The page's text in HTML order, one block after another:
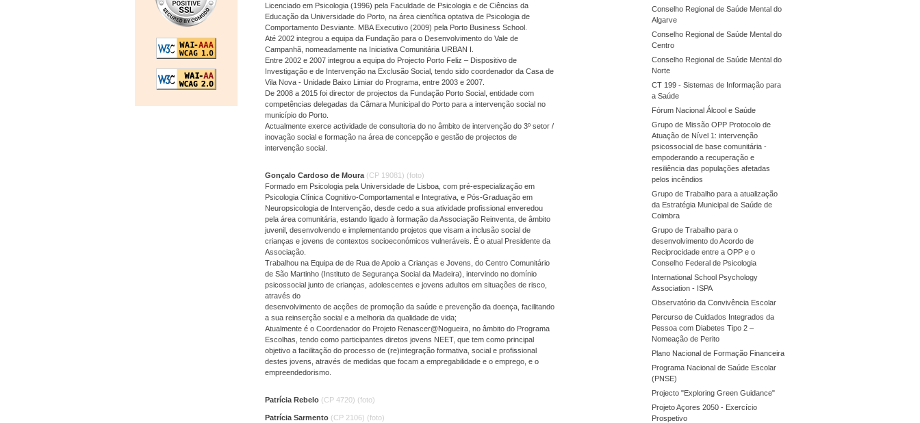
Licenciado em Psicologia (1996) pela Faculdade de Psicologia e de Ciências da
Educação da Universidade do Porto, na área científica optativa de Psicologia de
Comportamento Desviante. MBA Executivo (2009) pela Porto Business School.
Até 2002 integrou a equipa da Fundação para o Desenvolvimento do Vale de
Campanhã, nomeadamente na Iniciativa Comunitária URBAN I.
Entre 2002 e 2007 integrou a equipa do Projecto Porto Feliz – Dispositivo de
Investigação e de Intervenção na Exclusão Social, tendo sido coordenador da Casa de
Vila Nova - Unidade Baixo Limiar do Programa, entre 2003 e 2007.
De 2008 a 2015 foi director de projectos da Fundação Porto Social, entidade com
competências delegadas da Câmara Municipal do Porto para a intervenção social no
município do Porto.
Actualmente exerce actividade de consultoria do no âmbito de intervenção do 3º setor /
inovação social e formação na área de concepção e gestão de projectos de
intervenção social.
Gonçalo Cardoso de Moura (CP 19081) (foto)
Formado em Psicologia pela Universidade de Lisboa, com pré-especialização em
Psicologia Clínica Cognitivo-Comportamental e Integrativa, e Pós-Graduação em
Neuropsicologia de Intervenção, desde cedo a sua atividade profissional enveredou
pela área comunitária, estando ligado à formação da Associação Reinventa, de âmbito
juvenil, desenvolvendo e implementando projetos que visam a inclusão social de
crianças e jovens de contextos socioeconómicos vulneráveis. É o atual Presidente da
Associação.
Trabalhou na Equipa de de Rua de Apoio a Crianças e Jovens, do Centro Comunitário
de São Martinho (Instituto de Segurança Social da Madeira), intervindo no domínio
psicossocial junto de crianças, adolescentes e jovens adultos em situações de risco,
através do
desenvolvimento de acções de promoção da saúde e prevenção da doença, facilitando
a sua reinserção social e a melhoria da qualidade de vida;
Atualmente é o Coordenador do Projeto Renascer@Nogueira, no âmbito do Programa
Escolhas, tendo como participantes diretos jovens NEET, que tem como principal
objetivo a facilitação do processo de (re)integração formativa, social e profissional
destes jovens, através de medidas que focam a empregabilidade e o emprego, e o
empreendedorismo.
Patrícia Rebelo (CP 4720) (foto)
Patrícia Sarmento (CP 2106) (foto)
Conselho Regional de Saúde Mental do
Algarve
Conselho Regional de Saúde Mental do
Centro
Conselho Regional de Saúde Mental do
Norte
CT 199 - Sistemas de Informação para
a Saúde
Fórum Nacional Álcool e Saúde
Grupo de Missão OPP Protocolo de
Atuação de Nível 1: intervenção
psicossocial de base comunitária -
empoderando a recuperação e
resiliência das populações afetadas
pelos incêndios
Grupo de Trabalho para a atualização
da Estratégia Municipal de Saúde de
Coimbra
Grupo de Trabalho para o
desenvolvimento do Acordo de
Reciprocidade entre a OPP e o
Conselho Federal de Psicologia
International School Psychology
Association - ISPA
Observatório da Convivência Escolar
Percurso de Cuidados Integrados da
Pessoa com Diabetes Tipo 2 –
Nomeação de Perito
Plano Nacional de Formação Financeira
Programa Nacional de Saúde Escolar
(PNSE)
Projecto "Exploring Green Guidance"
Projeto Açores 2050 - Exercício
Prospetivo